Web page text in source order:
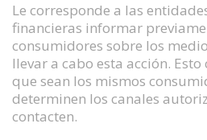
Le corresponde a las
financieras informar
consumidores sobre los
llevar a cabo esta acción.
que sean los mismos
determinen los canales
contacten.